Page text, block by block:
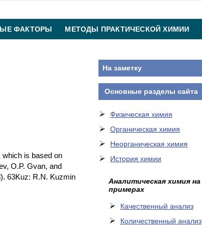
ФАКТОРЫ МЕТОДЫ ПРАКТИЧЕСКОЙ ХИМИИ
is based on
O.P. Gvan, and
63Kuz: R.N. Kuzmin
На заметку
Основные разделы сайта
Физическая химия
Органическая химия
Неорганическая химия
История химии
Аналитическая химия на
примерах
Качественный анализ
Количественный анализ